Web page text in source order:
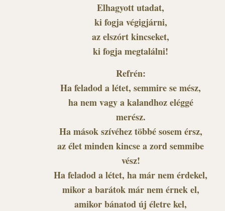
Elhagyott utadat,
ki fogja végigjárni,
az elszórt kincseket,
ki fogja megtalálni!
Refrén:
Ha feladod a létet, semmire se mész,
ha nem vagy a kalandhoz eléggé
merész.
Ha mások szívéhez többé sosem érsz,
az élet minden kincse a zord semmibe
vész!
Ha feladod a létet, ha már nem érdekel,
mikor a barátok már nem érnek el,
amikor bánatod új életre kel,